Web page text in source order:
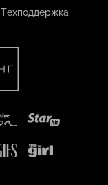
Техподдержка